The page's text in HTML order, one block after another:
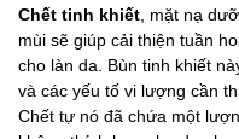
Chết tinh khiết mặt nạ
mùi sẽ giúp cải thiện tuần
cho làn da. Bùn tinh khiết
và các yếu tố vi lượng cần
Chết tự nó đã chứa một